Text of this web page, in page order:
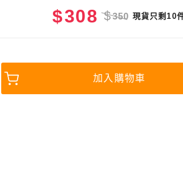
$308 $350 現貨只剩10
加入購物車